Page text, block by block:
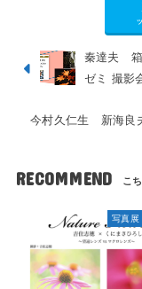
秦達夫 箱
ゼミ 撮影
今村久仁生 新海良
RECOMMEND
写真展